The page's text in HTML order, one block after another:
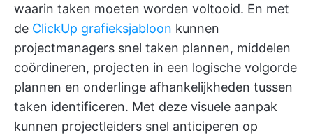
waarin taken moeten worden voltooid. En met
de ClickUp grafieksjabloon kunnen
projectmanagers snel taken plannen, middelen
coördineren, projecten in een logische volgorde
plannen en onderlinge afhankelijkheden tussen
taken identificeren. Met deze visuele aanpak
kunnen projectleiders snel anticiperen op